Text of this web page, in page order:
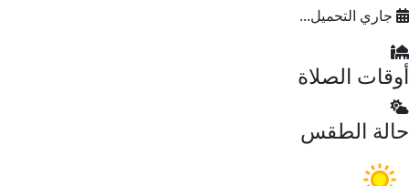
جاري التحميل...
أوقات الصلاة
حالة الطقس